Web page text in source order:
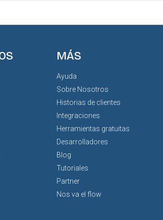
MÁS
Ayuda
Sobre Nosotros
Historias de clientes
Integraciones
Herramientas gratuitas
Desarrolladores
Blog
Tutoriales
Partner
Nos va el flow